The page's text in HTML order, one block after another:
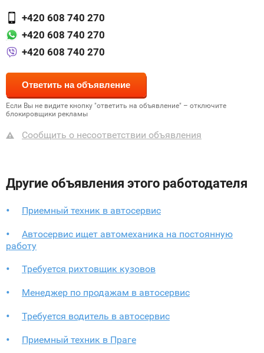
+420 608 740 270
+420 608 740 270
+420 608 740 270
Если Вы не видите кнопку "ответить на объявление" – отключите
блокировщики рекламы
Сообщить о несоответствии объявления
Другие объявления этого работодателя
Приемный техник в автосервис
Автосервис ищет автомеханика на постоянную
работу
Требуется рихтовщик кузовов
Менеджер по продажам в автосервис
Требуется водитель в автосервис
Приемный техник в Праге